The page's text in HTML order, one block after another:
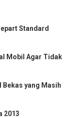
Standard
Mobil Agar Tidak
yang Masih
2013